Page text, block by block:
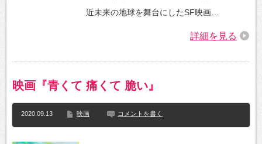
近未来の地球を舞台にしたSF映画…
詳細を見る
映画『青くて 痛くて 脆い』
2020.09.13 映画 コメントを書く